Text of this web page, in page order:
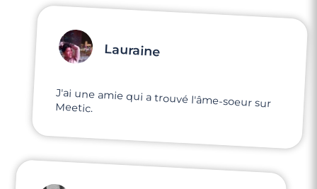
Lauraine
J'ai une amie qui a trouvé l'âme-soeur sur
Meetic.